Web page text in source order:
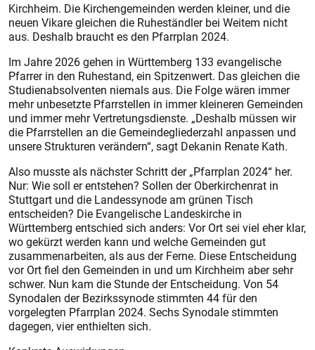
Kirchheim. Die Kirchengemeinden werden kleiner, und die
neuen Vikare gleichen die Ruheständler bei Weitem nicht
aus. Deshalb braucht es den Pfarrplan 2024.
Im Jahre 2026 gehen in Württemberg 133 evangelische
Pfarrer in den Ruhestand, ein Spitzenwert. Das gleichen die
Studienabsolventen niemals aus. Die Folge wären immer
mehr unbesetzte Pfarrstellen in immer kleineren Gemeinden
und immer mehr Vertretungsdienste. „Deshalb müssen wir
die Pfarrstellen an die Gemeindegliederzahl anpassen und
unsere Strukturen verändern“, sagt Dekanin Renate Kath.
Also musste als nächster Schritt der „Pfarrplan 2024“ her.
Nur: Wie soll er entstehen? Sollen der Oberkirchenrat in
Stuttgart und die Landessynode am grünen Tisch
entscheiden? Die Evangelische Landeskirche in
Württemberg entschied sich anders: Vor Ort sei viel eher klar,
wo gekürzt werden kann und welche Gemeinden gut
zusammenarbeiten, als aus der Ferne. Diese Entscheidung
vor Ort fiel den Gemeinden in und um Kirchheim aber sehr
schwer. Nun kam die Stunde der Entscheidung. Von 54
Synodalen der Bezirkssynode stimmten 44 für den
vorgelegten Pfarrplan 2024. Sechs Synodale stimmten
dagegen, vier enthielten sich.